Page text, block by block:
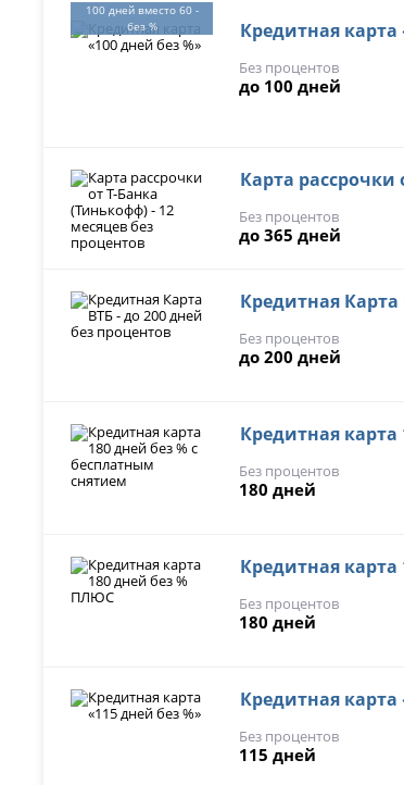
100 дней вместо 60 -
без %
Кредитная карта
Без процентов
до 100 дней
Карта рассрочки
Без процентов
до 365 дней
Кредитная Карта
Без процентов
до 200 дней
Кредитная карта
Без процентов
180 дней
Кредитная
Без процентов
180 дней
Кредитная карта
Без процентов
115 дней